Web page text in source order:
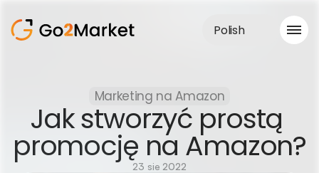
Realizacje
Case Study
Blog
O nas
Usługi
Polish
Marketing na Amazon
Jak stworzyć prostą
promocję na Amazon?
23 sie 2022